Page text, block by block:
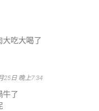
大吃大喝了
25日 晚上7:34
牛了